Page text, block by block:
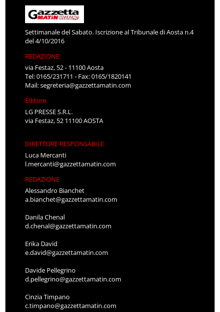
Settimanale del Sabato. Iscrizione al Tribunale di Aosta n.4
del 4/10/2016
REDAZIONE
via Festaz, 52 - 11100 Aosta
Tel: 0165/231711 - Fax: 0165/1820141
Mail:segreteria@gazzettamatin.com
Editore
LG PRESSE S.R.L.
via Festaz, 52 11100 AOSTA
DIRETTORE RESPONSABILE
Luca Mercanti
l.mercanti@gazzettamatin.com
REDAZIONE
Alessandro Bianchet
a.bianchet@gazzettamatin.com
Danila Chenal
d.chenal@gazzettamatin.com
Erika David
e.david@gazzettamatin.com
Davide Pellegrino
d.pellegrino@gazzettamatin.com
Cinzia Timpano
c.timpano@gazzettamatin.com